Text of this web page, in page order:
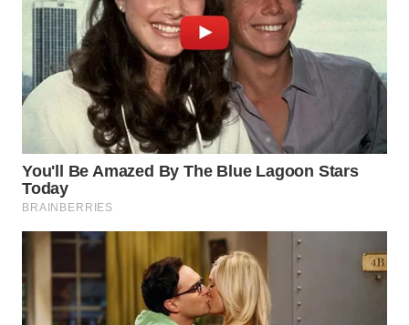
WN
MALUT
WN
DANAU
TOBA
WN
WN